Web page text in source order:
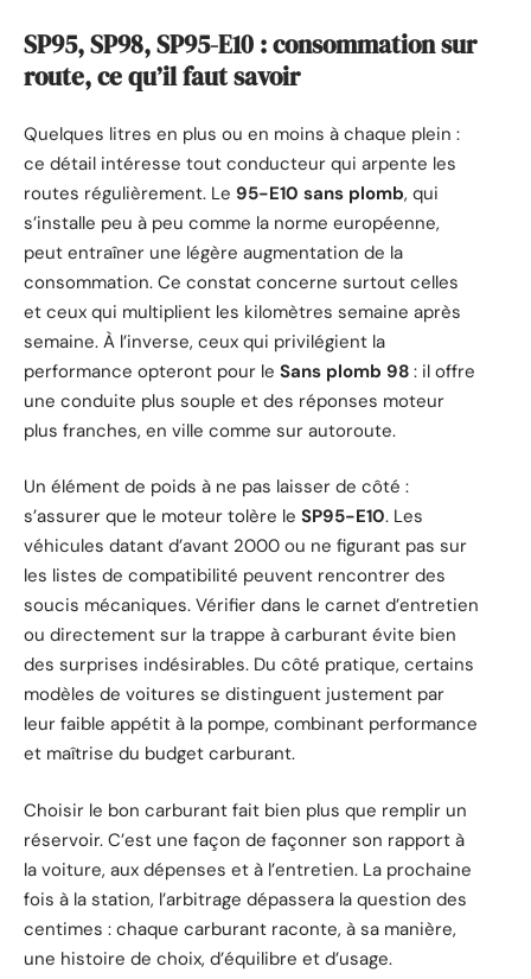
SP95, SP98, SP95-E10 : consommation sur
route, ce qu’il faut savoir
Quelques litres en plus ou en moins à chaque plein :
ce détail intéresse tout conducteur qui arpente les
routes régulièrement. Le 95-E10 sans plomb, qui
s’installe peu à peu comme la norme européenne,
peut entraîner une légère augmentation de la
consommation. Ce constat concerne surtout celles
et ceux qui multiplient les kilomètres semaine après
semaine. À l’inverse, ceux qui privilégient la
performance opteront pour le Sans plomb 98 : il offre
une conduite plus souple et des réponses moteur
plus franches, en ville comme sur autoroute.
Un élément de poids à ne pas laisser de côté :
s’assurer que le moteur tolère le SP95-E10. Les
véhicules datant d’avant 2000 ou ne figurant pas sur
les listes de compatibilité peuvent rencontrer des
soucis mécaniques. Vérifier dans le carnet d’entretien
ou directement sur la trappe à carburant évite bien
des surprises indésirables. Du côté pratique, certains
modèles de voitures se distinguent justement par
leur faible appétit à la pompe, combinant performance
et maîtrise du budget carburant.
Choisir le bon carburant fait bien plus que remplir un
réservoir. C’est une façon de façonner son rapport à
la voiture, aux dépenses et à l’entretien. La prochaine
fois à la station, l’arbitrage dépassera la question des
centimes : chaque carburant raconte, à sa manière,
une histoire de choix, d’équilibre et d’usage.